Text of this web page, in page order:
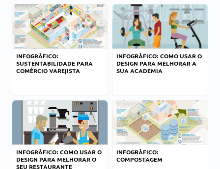
INFOGRÁFICO:
SUSTENTABILIDADE PARA
COMÉRCIO VAREJISTA
INFOGRÁFICO: COMO USAR O
DESIGN PARA MELHORAR A
SUA ACADEMIA
INFOGRÁFICO: COMO USAR O
DESIGN PARA MELHORAR O
SEU RESTAURANTE
INFOGRÁFICO:
COMPOSTAGEM